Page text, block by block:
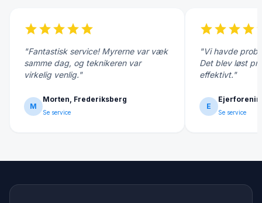
starstarstarstarstar
"Fantastisk service! Myrerne var væk
samme dag, og teknikeren var
virkelig venlig."
M
Morten, Frederiksberg
Se service
starstarstarstar
"Vi havde
Det blev løst
effektivt."
E
Se service